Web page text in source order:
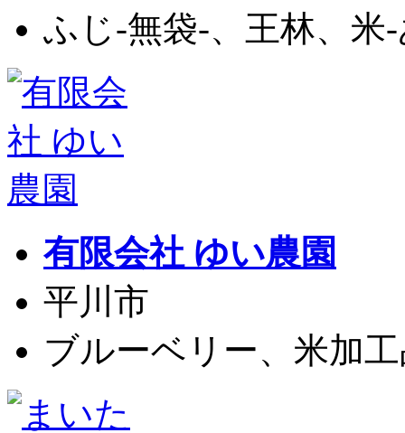
ふじ-無袋-、王林、米
有限会社 ゆい農園
平川市
ブルーベリー、米加